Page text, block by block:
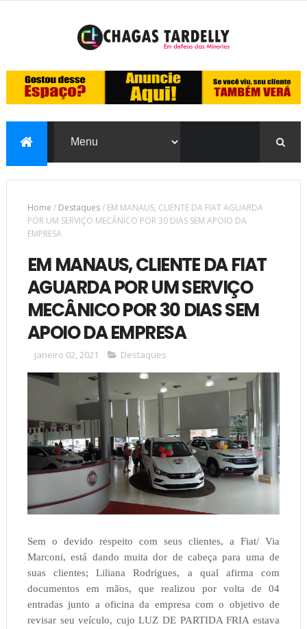
Home / Destaques/ EM MANAUS, CLIENTE DA FIAT AGUARDA
POR UM SERVIÇO MECÂNICO POR 30 DIAS SEM APOIO DA
EMPRESA
EM MANAUS, CLIENTE DA FIAT
AGUARDA POR UM SERVIÇO
MECÂNICO POR 30 DIAS SEM
APOIO DA EMPRESA
janeiro 02, 2021 Destaques
Sem o devido respeito com seus clientes, a Fiat/ Via
Marconi, está dando muita dor de cabeça para uma de
suas clientes; Liliana Rodrigues, a qual afirma com
documentos em mãos, que realizou por volta de 04
entradas junto a oficina da empresa com o objetivo de
revisar seu veículo, cujo LUZ DE PARTIDA FRIA estava